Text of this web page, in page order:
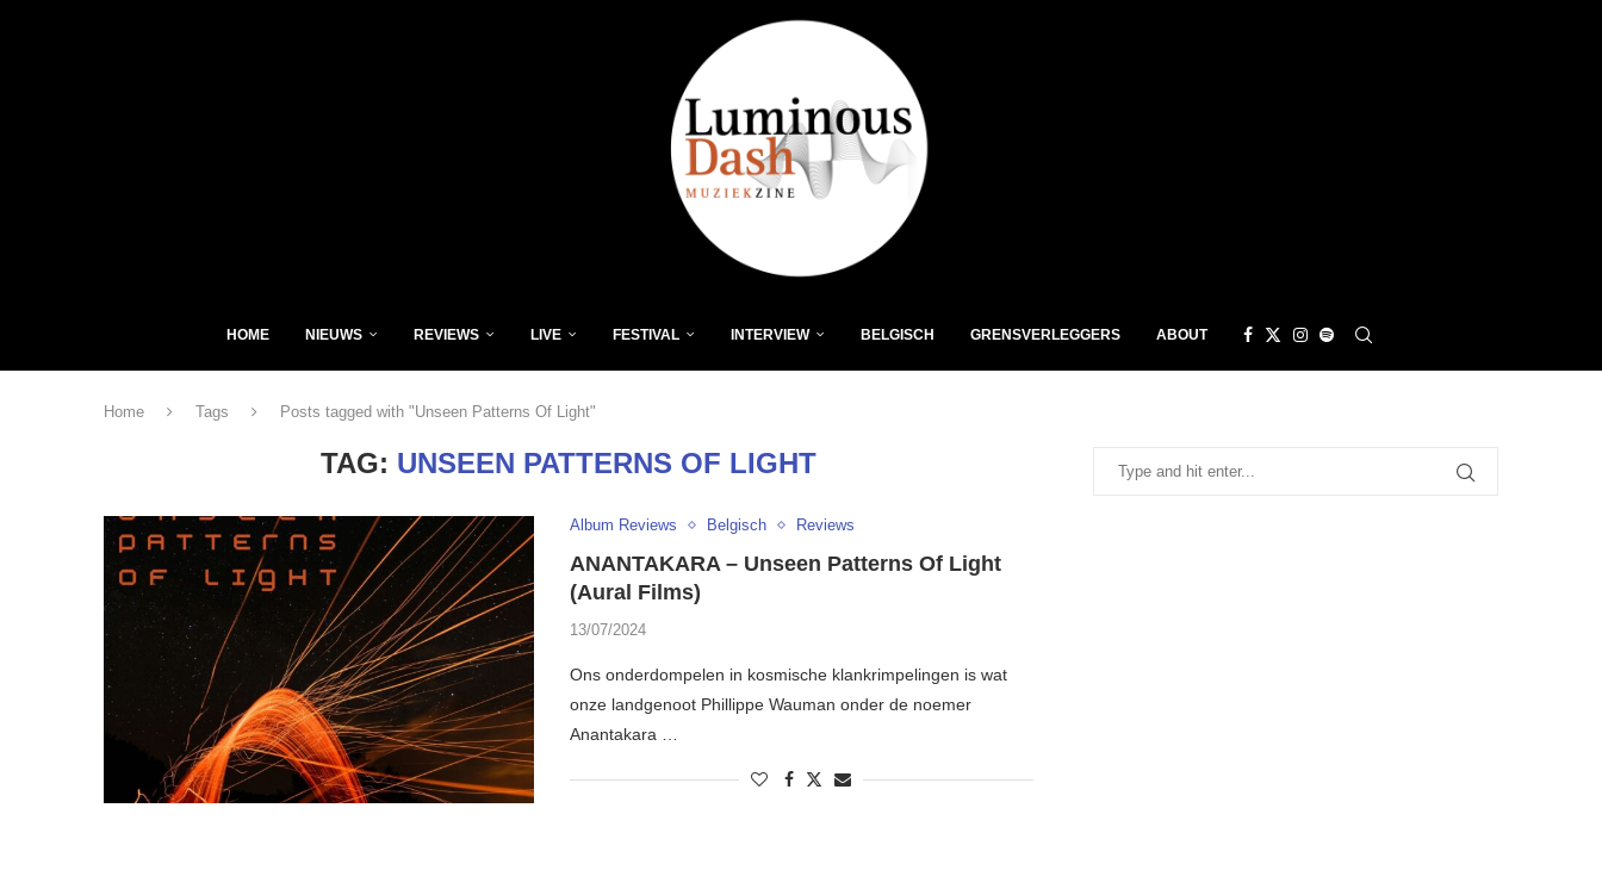
HOME NIEUWS REVIEWS LIVE FESTIVAL INTERVIEW BELGISCH GRENSVERLEGGERS ABOUT
Home Tags Posts tagged with "Unseen Patterns Of Light"
TAG: UNSEEN PATTERNS OF LIGHT
Album Reviews Belgisch Reviews
ANANTAKARA – Unseen Patterns Of Light
(Aural Films)
13/07/2024
Ons onderdompelen in kosmische klankrimpelingen is wat
onze landgenoot Phillippe Wauman onder de noemer
Anantakara …